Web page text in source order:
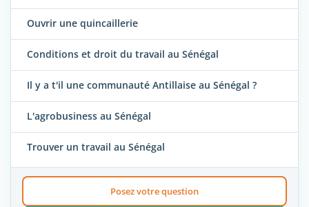
Ouvrir une quincaillerie
Conditions et droit du travail au Sénégal
Il y a t'il une communauté Antillaise au Sénégal ?
L'agrobusiness au Sénégal
Trouver un travail au Sénégal
Posez votre question